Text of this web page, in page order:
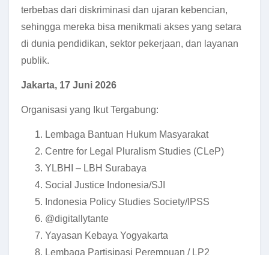
terbebas dari diskriminasi dan ujaran kebencian,
sehingga mereka bisa menikmati akses yang setara
di dunia pendidikan, sektor pekerjaan, dan layanan
publik.
Jakarta, 17 Juni 2026
Organisasi yang Ikut Tergabung:
Lembaga Bantuan Hukum Masyarakat
Centre for Legal Pluralism Studies (CLeP)
YLBHI – LBH Surabaya
Social Justice Indonesia/SJI
Indonesia Policy Studies Society/IPSS
@digitallytante
Yayasan Kebaya Yogyakarta
Lembaga Partisipasi Perempuan / LP2